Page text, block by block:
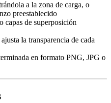
a la zona de carga, o
preestablecido
capas de superposición
la transparencia de cada
en formato PNG, JPG o